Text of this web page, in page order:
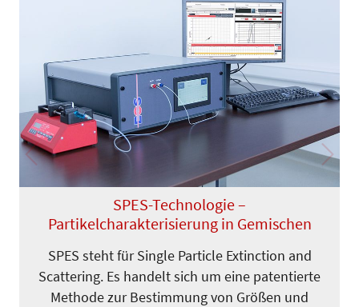
SPES-Technologie –
Partikelcharakterisierung in Gemischen
SPES steht für Single Particle Extinction and
Scattering. Es handelt sich um eine patentierte
Methode zur Bestimmung von Größen und
Previous Next